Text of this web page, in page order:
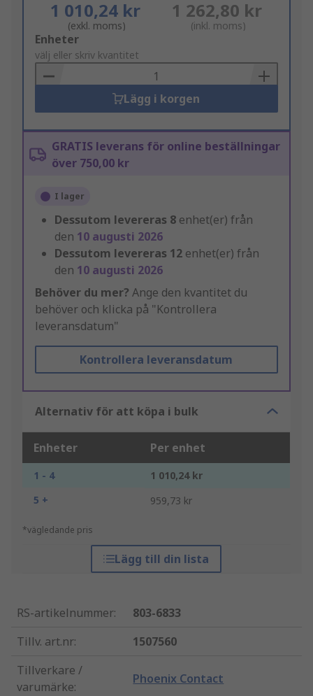
1 010,24 kr
(exkl. moms)
1 262,80 kr
(inkl. moms)
Add
to
Basket
Enheter
välj eller skriv kvantitet
Lägg i korgen
GRATIS leverans för online beställningar
över 750,00 kr
I lager
Dessutom levereras 8 enhet(er) från
den 10 augusti 2026
Dessutom levereras 12 enhet(er) från
den 10 augusti 2026
Behöver du mer? Ange den kvantitet du
behöver och klicka på "Kontrollera
leveransdatum"
Kontrollera leveransdatum
Alternativ för att köpa i bulk
Enheter Per enhet
1 - 4
1 010,24 kr
5 +
959,73 kr
*vägledande pris
Lägg till din lista
RS-artikelnummer:
803-6833
Tillv. art.nr:
1507560
Tillverkare /
varumärke:
Phoenix Contact